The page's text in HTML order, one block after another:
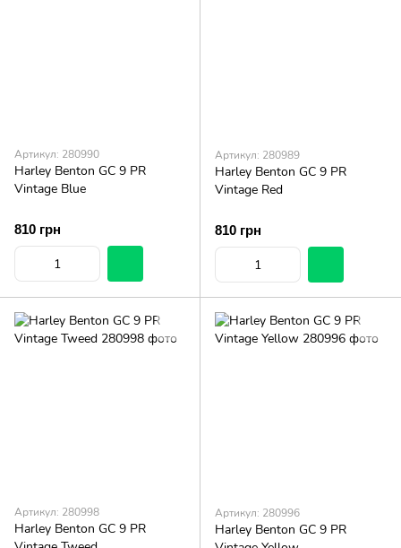
Артикул: 280990
Harley Benton GC 9 PR
Vintage Blue
810 грн
Артикул: 280989
Harley Benton GC 9 PR
Vintage Red
810 грн
Артикул: 280998
Harley Benton GC 9 PR
Артикул: 280996
Harley Benton GC 9 PR